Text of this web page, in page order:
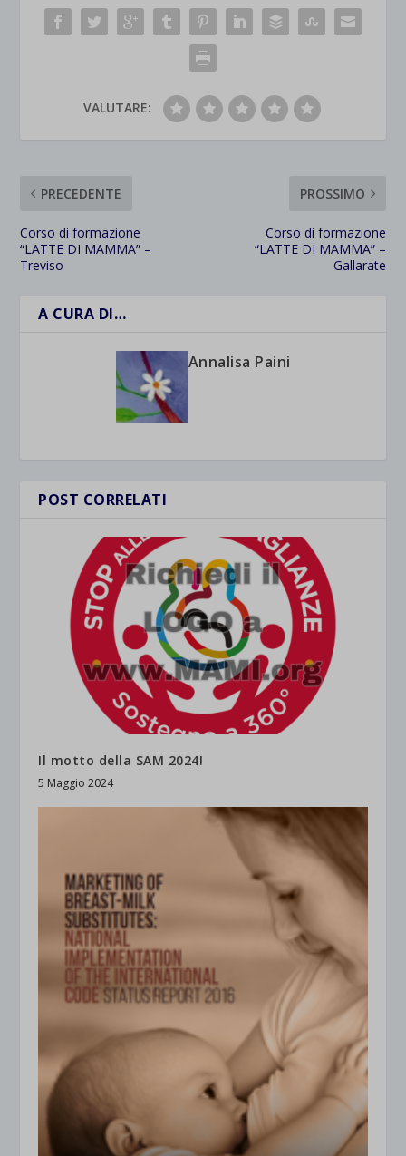
VALUTARE:
PRECEDENTE
Corso di formazione
“LATTE DI MAMMA” –
Treviso
PROSSIMO
Corso di formazione
“LATTE DI MAMMA” –
Gallarate
A CURA DI…
Annalisa Paini
POST CORRELATI
Il motto della SAM 2024!
5 Maggio 2024